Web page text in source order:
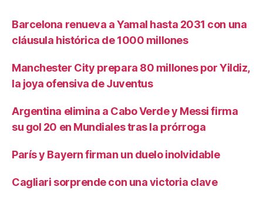
Barcelona renueva a Yamal hasta 2031 con una
cláusula histórica de 1000 millones
Manchester City prepara 80 millones por Yildiz,
la joya ofensiva de Juventus
Argentina elimina a Cabo Verde y Messi firma
su gol 20 en Mundiales tras la prórroga
París y Bayern firman un duelo inolvidable
Cagliari sorprende con una victoria clave